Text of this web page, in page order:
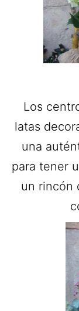
Los
latas
una
para tener
un rincón